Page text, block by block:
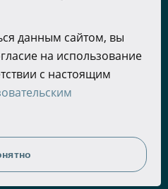
законодательством
Любое использование
возможно только
(ООО «Крылья») и при строгом
сетевых ресурсов –
данным сайтом, вы
на использование
с настоящим